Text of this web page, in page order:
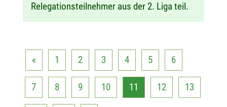
Relegationsteilnehmer aus der 2. Liga teil.
« 1 2 3 4 5 6
7 8 9 10 11 12 13